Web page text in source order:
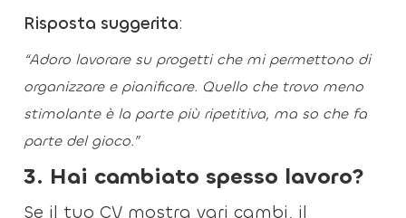
Risposta suggerita:
“Adoro lavorare su progetti che mi permettono di
organizzare e pianificare. Quello che trovo meno
stimolante è la parte più ripetitiva, ma so che fa
parte del gioco.”
3. Hai cambiato spesso lavoro?
Se il tuo CV mostra vari cambi, il